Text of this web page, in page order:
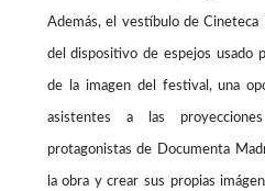
Además, el vestíbulo de Cineteca
del dispositivo de espejos usado
de la imagen del festival, una
asistentes a las
protagonistas de Documenta
la obra y crear sus propias